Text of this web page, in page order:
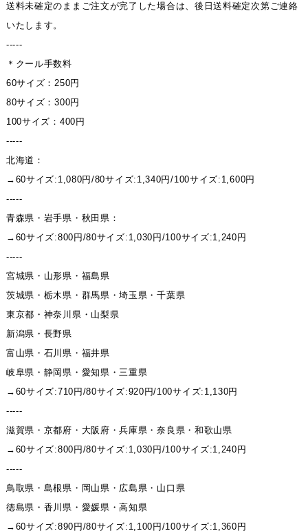
送料未確定のままご注文が完了した場合は、後日送料確定次第ご連絡
いたします。
-----
＊クール手数料
60サイズ：250円
80サイズ：300円
100サイズ：400円
-----
北海道：
→60サイズ:1,080円/80サイズ:1,340円/100サイズ:1,600円
-----
青森県・岩手県・秋田県：
→60サイズ:800円/80サイズ:1,030円/100サイズ:1,240円
-----
宮城県・山形県・福島県
茨城県・栃木県・群馬県・埼玉県・千葉県
東京都・神奈川県・山梨県
新潟県・長野県
富山県・石川県・福井県
岐阜県・静岡県・愛知県・三重県
→60サイズ:710円/80サイズ:920円/100サイズ:1,130円
-----
滋賀県・京都府・大阪府・兵庫県・奈良県・和歌山県
→60サイズ:800円/80サイズ:1,030円/100サイズ:1,240円
-----
鳥取県・島根県・岡山県・広島県・山口県
徳島県・香川県・愛媛県・高知県
→60サイズ:890円/80サイズ:1,100円/100サイズ:1,360円